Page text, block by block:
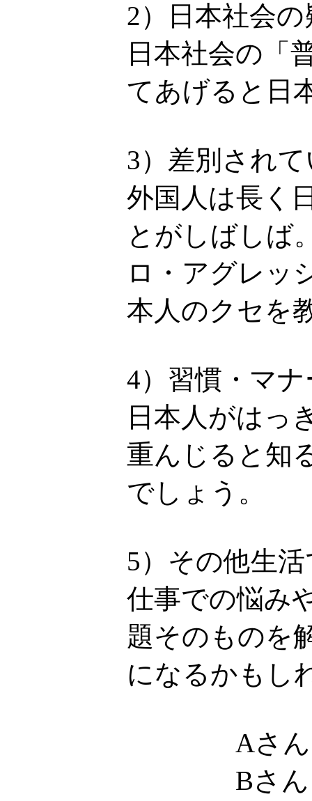
2）日本社会
日本社会の「
てあげると日
3）差別され
外国人は長く
とがしばしば
ロ・アグレッ
本人のクセを
4）習慣・マ
日本人がはっ
重んじると知
でしょう。
5）その他生
仕事での悩み
題そのものを
になるかもし
Aさん
Bさん